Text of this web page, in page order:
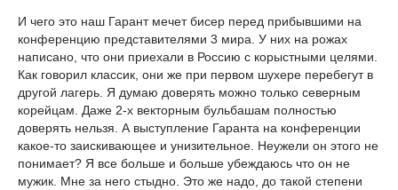
И чего это наш Гарант мечет бисер перед прибывшими на
конференцию представителями 3 мира. У них на рожах
написано, что они приехали в Россию с корыстными целями.
Как говорил классик, они же при первом шухере перебегут в
другой лагерь. Я думаю доверять можно только северным
корейцам. Даже 2-х векторным бульбашам полностью
доверять нельзя. А выступление Гаранта на конференции
какое-то заискивающее и унизительное. Неужели он этого не
понимает? Я все больше и больше убеждаюсь что он не
мужик. Мне за него стыдно. Это же надо, до такой степени